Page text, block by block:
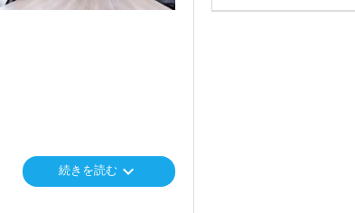
続きを読む keyboard_arrow_down